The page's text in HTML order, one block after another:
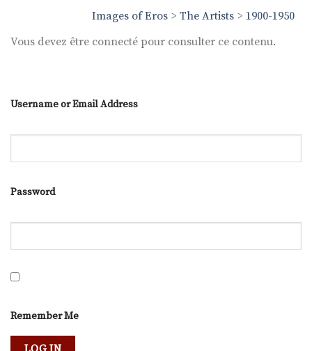
Images of Eros > The Artists > 1900-1950
Vous devez être connecté pour consulter ce contenu.
Username or Email Address
Password
Remember Me